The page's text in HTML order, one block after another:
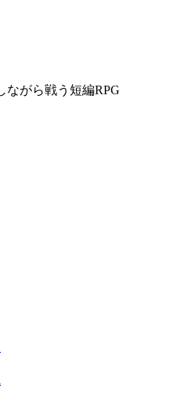
ながら戦う短編RPG